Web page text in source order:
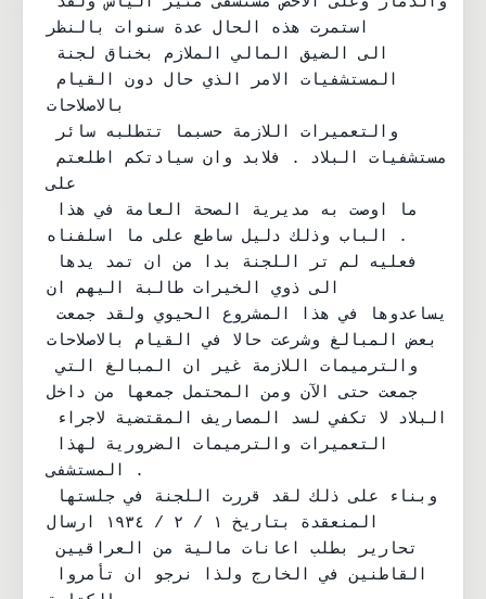
استمرت هذه الحال عدة سنوات بالنظر
بالاصلاحات
مستشفيات البلاد . فلابد وان سيادتكم اطلعتم
على
الباب وذلك دليل ساطع على ما اسلفناه .
الى ذوي الخيرات طالبة اليهم ان
يساعدوها في هذا المشروع الحيوي ولقد جمعت
بعض المبالغ وشرعت حالا في القيام بالاصلاحات
والترميمات اللازمة غير ان المبالغ التي
جمعت حتى الآن ومن المحتمل جمعها من داخل
المستشفى .
المنعقدة بتاريخ ١ / ٢ / ١٩٣٤ ارسال
تحارير بطلب اعانات مالية من العراقيين